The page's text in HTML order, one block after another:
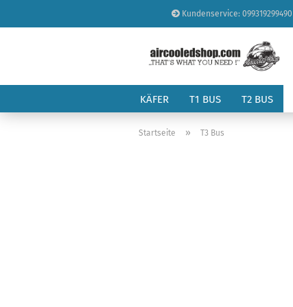
Kundenservice: 099319299490
KÄFER T1 BUS T2 BUS
Startseite » T3 Bus